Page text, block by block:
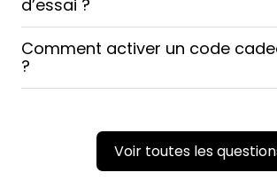
d’essai ?
Comment activer un code
?
Voir toutes les